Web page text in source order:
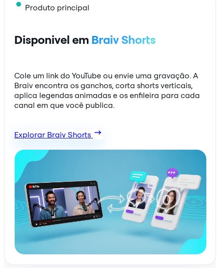
Produto principal
Disponivel em Braiv Shorts
Cole um link do YouTube ou envie uma gravação. A
Braiv encontra os ganchos, corta shorts verticais,
aplica legendas animadas e os enfileira para cada
canal em que você publica.
Explorar Braiv Shorts